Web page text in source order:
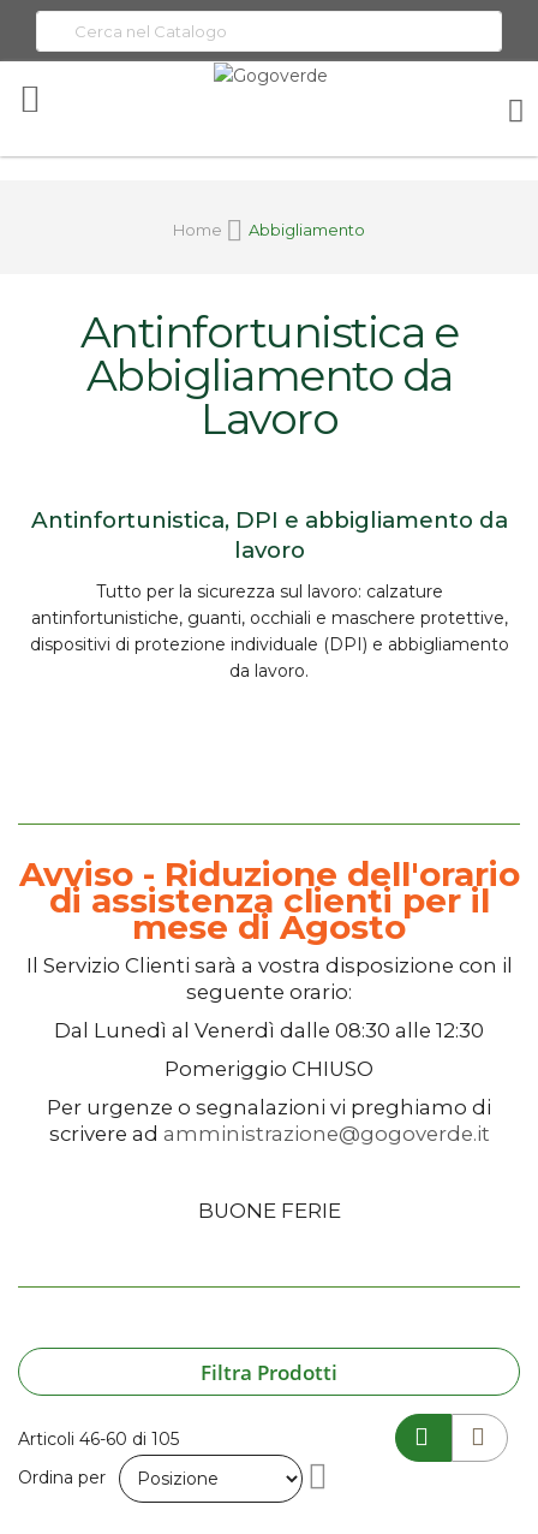
Home Abbigliamento
Antinfortunistica e
Abbigliamento da
Lavoro
Antinfortunistica, DPI e abbigliamento da
lavoro
Tutto per la sicurezza sul lavoro: calzature
antinfortunistiche, guanti, occhiali e maschere protettive,
dispositivi di protezione individuale (DPI) e abbigliamento
da lavoro.
Avviso - Riduzione dell'orario
di assistenza clienti per il
mese di Agosto
Il Servizio Clienti sarà a vostra disposizione con il
seguente orario:
Dal Lunedì al Venerdì dalle 08:30 alle 12:30
Pomeriggio CHIUSO
Per urgenze o segnalazioni vi preghiamo di
scrivere ad amministrazione@gogoverde.it
BUONE FERIE
Filtra Prodotti
Articoli 46-60 di 105
Ordina per